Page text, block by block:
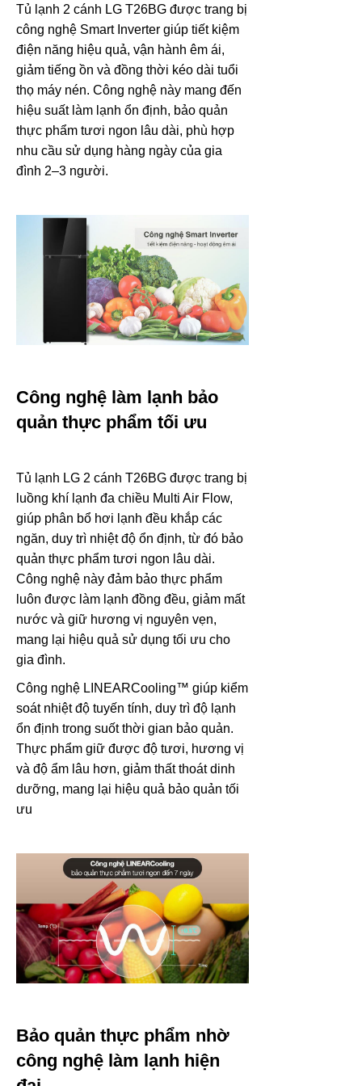
Tủ lạnh 2 cánh LG T26BG được trang bị
công nghệ Smart Inverter giúp tiết kiệm
điện năng hiệu quả, vận hành êm ái,
giảm tiếng ồn và đồng thời kéo dài tuổi
thọ máy nén. Công nghệ này mang đến
hiệu suất làm lạnh ổn định, bảo quản
thực phẩm tươi ngon lâu dài, phù hợp
nhu cầu sử dụng hàng ngày của gia
đình 2–3 người.
Công nghệ làm lạnh bảo
quản thực phẩm tối ưu
Tủ lạnh LG 2 cánh T26BG được trang bị
luồng khí lạnh đa chiều Multi Air Flow,
giúp phân bổ hơi lạnh đều khắp các
ngăn, duy trì nhiệt độ ổn định, từ đó bảo
quản thực phẩm tươi ngon lâu dài.
Công nghệ này đảm bảo thực phẩm
luôn được làm lạnh đồng đều, giảm mất
nước và giữ hương vị nguyên vẹn,
mang lại hiệu quả sử dụng tối ưu cho
gia đình.
Công nghệ LINEARCooling™ giúp kiểm
soát nhiệt độ tuyến tính, duy trì độ lạnh
ổn định trong suốt thời gian bảo quản.
Thực phẩm giữ được độ tươi, hương vị
và độ ẩm lâu hơn, giảm thất thoát dinh
dưỡng, mang lại hiệu quả bảo quản tối
ưu
Bảo quản thực phẩm nhờ
công nghệ làm lạnh hiện